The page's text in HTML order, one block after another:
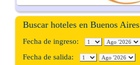
Buscar hoteles en Buenos Aires
Fecha de ingreso:
Fecha de salida: